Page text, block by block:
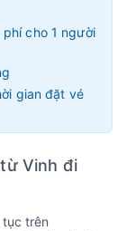
cho 1 người
gian đặt vé
Vinh đi
tục trên